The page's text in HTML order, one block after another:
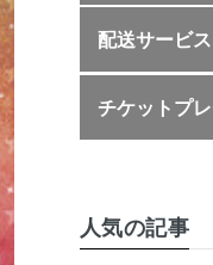
配送サービス
チケットプ
人気の記事